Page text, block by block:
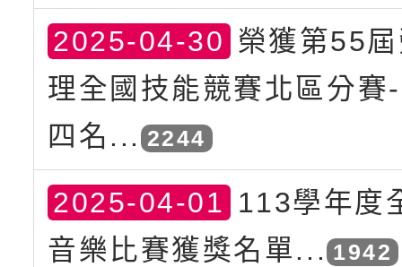
2025-04-30 榮獲第55
理全國技能競賽北區分賽
四名... 2244
2025-04-01 113學年度
音樂比賽獲獎名單... 1942